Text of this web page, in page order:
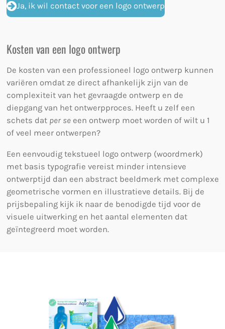
Ja, ik wil contact voor een logo ontwerp
Kosten van een logo ontwerp
De kosten van een professioneel logo ontwerp kunnen
variëren omdat ze direct afhankelijk zijn van de
complexiteit van het gevraagde ontwerp en de
diepgang van het ontwerpproces. Heeft u zelf een
schets dat per seeen ontwerp moet worden of wilt u 1
of veel meer ontwerpen?
Een eenvoudig tekstueel logo ontwerp (woordmerk)
met basis typografie vereist minder intensieve
ontwerptijd dan een abstract beeldmerk met complexe
geometrische vormen en illustratieve details. Bij de
prijsbepaling kijk ik naar de benodigde tijd voor de
visuele uitwerking en het aantal elementen dat
geïntegreerd moet worden.